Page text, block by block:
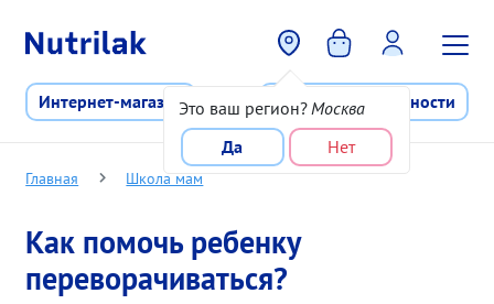
Это ваш регион? Москва
Да
Нет
Интернет-магазин Программа лояльности
Главная Школа мам
Как помочь ребенку
переворачиваться?